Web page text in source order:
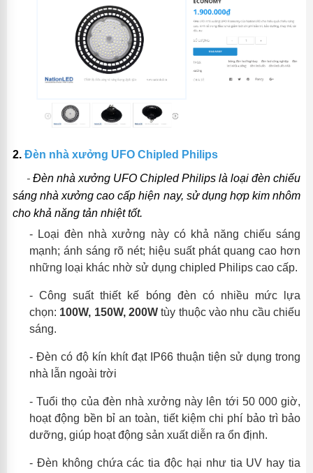
2. Đèn nhà xưởng UFO Chipled Philips
- Đèn nhàxưởng UFO Chipled Philips là loại đèn chiếu
sáng nhà xưởng cao cấp hiện nay, sửdụng hợp kim nhôm
cho khả năng tản nhiệt tốt.
- Loại đèn nhà xưởng này có khả năng chiếu sáng
mạnh; ánh sáng rõ nét; hiệu suất phát quang cao hơn
những loại khác nhờ sử dụng chipled Philips cao cấp.
-Công suất thiết kế bóng đèn có nhiều mức lựa
chọn: 100W, 150W,200W tùy thuộc vào nhu cầu chiếu
sáng.
- Đèn có độ kín khít đạt IP66 thuận tiện sử dụng trong
nhà lẫn ngoài trời
-Tuổi thọ của đèn nhà xưởng này lên tới 50 000 giờ,
hoạt động bền bỉ an toàn, tiết kiệm chi phí bảo trì bảo
dưỡng, giúp hoạt động sản xuất diễn ra ổn định.
- Đèn không chứa các tia độc hại như tia UV hay tia